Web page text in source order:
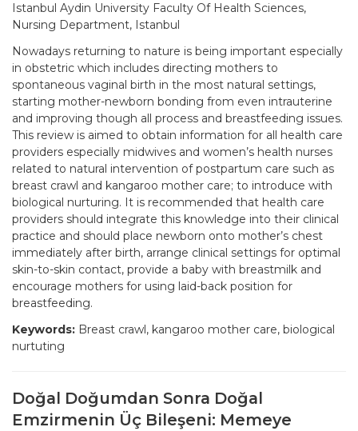
Istanbul Aydin University Faculty Of Health Sciences,
Nursing Department, Istanbul
Nowadays returning to nature is being important especially
in obstetric which includes directing mothers to
spontaneous vaginal birth in the most natural settings,
starting mother-newborn bonding from even intrauterine
and improving though all process and breastfeeding issues.
This review is aimed to obtain information for all health care
providers especially midwives and women’s health nurses
related to natural intervention of postpartum care such as
breast crawl and kangaroo mother care; to introduce with
biological nurturing. It is recommended that health care
providers should integrate this knowledge into their clinical
practice and should place newborn onto mother’s chest
immediately after birth, arrange clinical settings for optimal
skin-to-skin contact, provide a baby with breastmilk and
encourage mothers for using laid-back position for
breastfeeding.
Keywords: Breast crawl, kangaroo mother care, biological
nurtuting
Doğal Doğumdan Sonra Doğal
Emzirmenin Üç Bileşeni: Memeye